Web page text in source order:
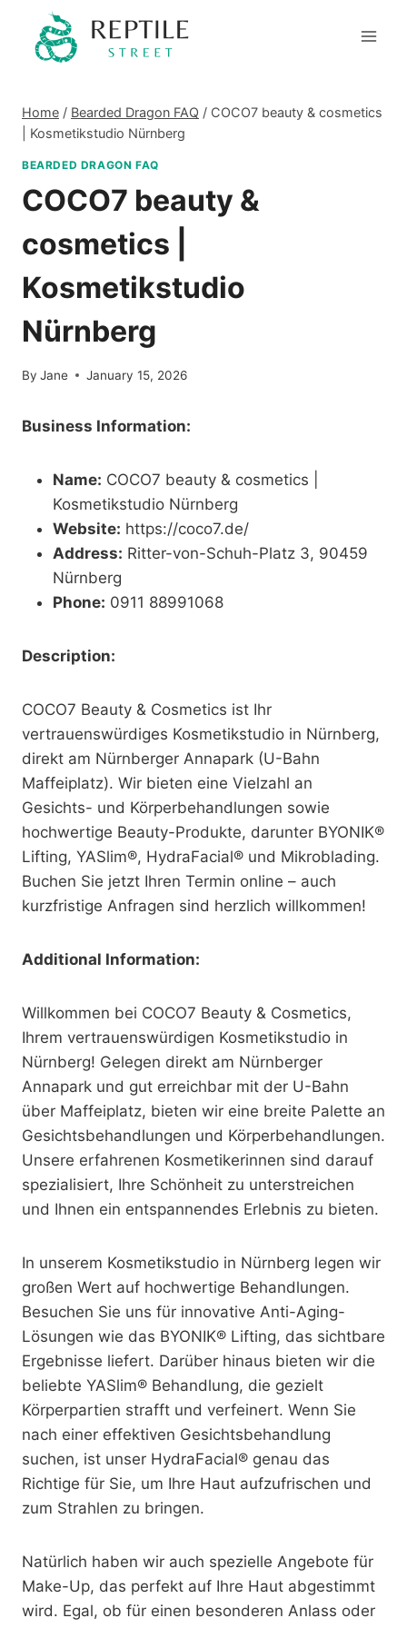
content
Home / Bearded Dragon FAQ / COCO7 beauty & cosmetics
| Kosmetikstudio Nürnberg
BEARDED DRAGON FAQ
COCO7 beauty &
cosmetics |
Kosmetikstudio
Nürnberg
By Jane January 15, 2026
Business Information:
Name: COCO7 beauty & cosmetics |
Kosmetikstudio Nürnberg
Website: https://coco7.de/
Address: Ritter-von-Schuh-Platz 3, 90459
Nürnberg
Phone: 0911 88991068
Description:
COCO7 Beauty & Cosmetics ist Ihr
vertrauenswürdiges Kosmetikstudio in Nürnberg,
direkt am Nürnberger Annapark (U-Bahn
Maffeiplatz). Wir bieten eine Vielzahl an
Gesichts- und Körperbehandlungen sowie
hochwertige Beauty-Produkte, darunter BYONIK®
Lifting, YASlim®, HydraFacial® und Mikroblading.
Buchen Sie jetzt Ihren Termin online – auch
kurzfristige Anfragen sind herzlich willkommen!
Additional Information:
Willkommen bei COCO7 Beauty & Cosmetics,
Ihrem vertrauenswürdigen Kosmetikstudio in
Nürnberg! Gelegen direkt am Nürnberger
Annapark und gut erreichbar mit der U-Bahn
über Maffeiplatz, bieten wir eine breite Palette an
Gesichtsbehandlungen und Körperbehandlungen.
Unsere erfahrenen Kosmetikerinnen sind darauf
spezialisiert, Ihre Schönheit zu unterstreichen
und Ihnen ein entspannendes Erlebnis zu bieten.
In unserem Kosmetikstudio in Nürnberg legen wir
großen Wert auf hochwertige Behandlungen.
Besuchen Sie uns für innovative Anti-Aging-
Lösungen wie das BYONIK® Lifting, das sichtbare
Ergebnisse liefert. Darüber hinaus bieten wir die
beliebte YASlim® Behandlung, die gezielt
Körperpartien strafft und verfeinert. Wenn Sie
nach einer effektiven Gesichtsbehandlung
suchen, ist unser HydraFacial® genau das
Richtige für Sie, um Ihre Haut aufzufrischen und
zum Strahlen zu bringen.
Natürlich haben wir auch spezielle Angebote für
Make-Up, das perfekt auf Ihre Haut abgestimmt
wird. Egal, ob für einen besonderen Anlass oder